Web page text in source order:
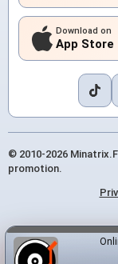
Download on
App Store
© 2010-2026
promotion.